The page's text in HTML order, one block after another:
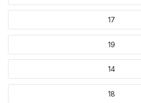
17
19
14
18